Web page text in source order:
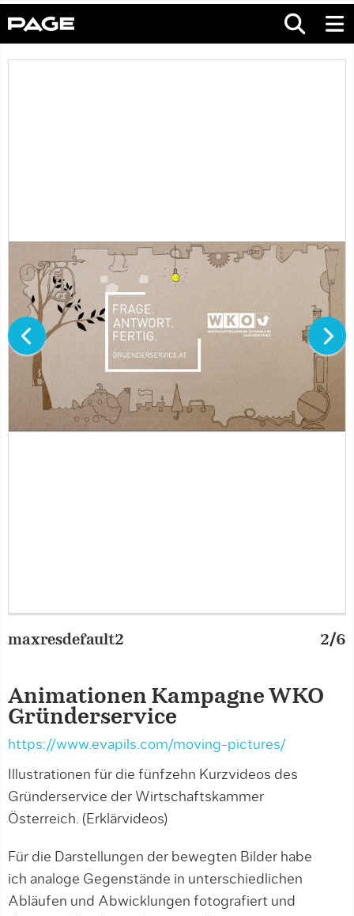
maxresdefault2 2/6
Animationen Kampagne WKO
Gründerservice
https://www.evapils.com/moving-pictures/
Illustrationen für die fünfzehn Kurzvideos des
Gründerservice der Wirtschaftskammer
Österreich. (Erklärvideos)
Für die Darstellungen der bewegten Bilder habe
ich analoge Gegenstände in unterschiedlichen
Abläufen und Abwicklungen fotografiert und